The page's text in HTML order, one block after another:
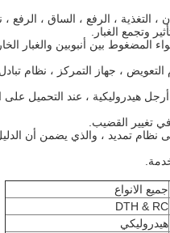
جميع الانواع
DTH & RC
هيدروليكي